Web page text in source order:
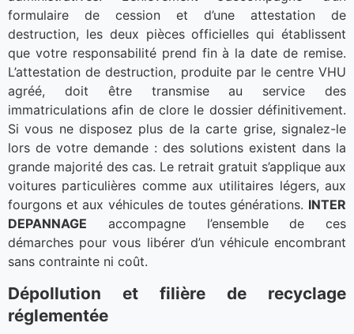
formulaire de cession et d’une attestation de
destruction, les deux pièces officielles qui établissent
que votre responsabilité prend fin à la date de remise.
L’attestation de destruction, produite par le centre VHU
agréé, doit être transmise au service des
immatriculations afin de clore le dossier définitivement.
Si vous ne disposez plus de la carte grise, signalez-le
lors de votre demande : des solutions existent dans la
grande majorité des cas. Le retrait gratuit s’applique aux
voitures particulières comme aux utilitaires légers, aux
fourgons et aux véhicules de toutes générations. INTER
DEPANNAGE accompagne l’ensemble de ces
démarches pour vous libérer d’un véhicule encombrant
sans contrainte ni coût.
Dépollution et filière de recyclage
réglementée